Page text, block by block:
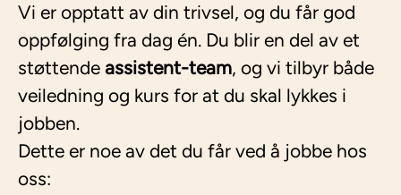
Vi er opptatt av din trivsel, og du får god
oppfølging fra dag én. Du blir en del av et
støttende assistent-team, og vi tilbyr både
veiledning og kurs for at du skal lykkes i
jobben.
Dette er noe av det du får ved å jobbe hos
oss: